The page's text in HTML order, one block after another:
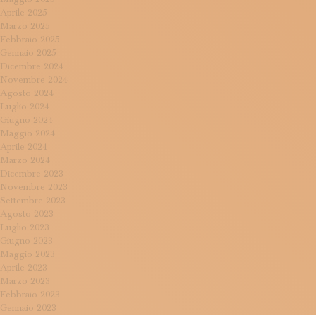
Aprile 2025
Marzo 2025
Febbraio 2025
Gennaio 2025
Dicembre 2024
Novembre 2024
Agosto 2024
Luglio 2024
Giugno 2024
Maggio 2024
Aprile 2024
Marzo 2024
Dicembre 2023
Novembre 2023
Settembre 2023
Agosto 2023
Luglio 2023
Giugno 2023
Maggio 2023
Aprile 2023
Marzo 2023
Febbraio 2023
Gennaio 2023